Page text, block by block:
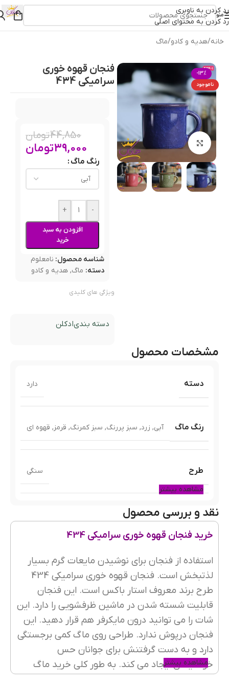
رد کردن به ناوبری
رد کردن به محتوای اصلی
منو
خانه/هدیه و کادو/ماگ
-13%
ناموجود
بزرگنمایی تصویر
فنجان قهوه خوری
سرامیکی 434
44,850تومان
39,000تومان
رنگ ماگ
-
+
افزودن به سبد
خرید
شناسه محصول: نامعلوم
دسته: ماگ, هدیه و کادو
ویژگی های کلیدی
دسته بندیادکلن
مشخصات محصول
دسته دارد
رنگ ماگ آبی, زرد, سبز پررنگ, سبز کمرنگ, قرمز, قهوه ای
طرح سنگی
قطر
ارتفاع 5cm
مشاهده بیشتر
نقد و بررسی محصول
خرید فنجان قهوه خوری سرامیکی 434
استفاده از فنجان برای نوشیدن مایعات گرم بسیار
لذتبخش است. فنجان قهوه خوری سرامیکی 434
طرح برند معروف استار باکس است. این فنجان
قابلیت شسته شدن در ماشین ظرفشویی را دارد. این
شات را می توانید درون مایکرفر هم قرار دهید. این
فنجان درپوش ندارد. طراحی روی ماگ کمی برجستگی
دارد و به دست گرفتنش برای جوانان حس
خوشایندی ایجاد می کند. به طور کلی خرید ماگ
مشاهده بیشتر